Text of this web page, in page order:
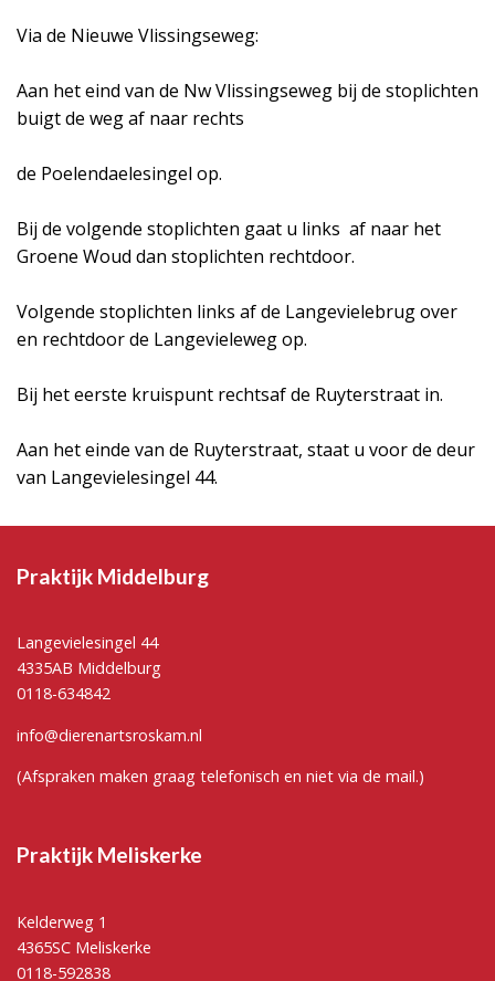
Via de Nieuwe Vlissingseweg:
Aan het eind van de Nw Vlissingseweg bij de stoplichten
buigt de weg af naar rechts
de Poelendaelesingel op.
Bij de volgende stoplichten gaat u links af naar het
Groene Woud dan stoplichten rechtdoor.
Volgende stoplichten links af de Langevielebrug over
en rechtdoor de Langevieleweg op.
Bij het eerste kruispunt rechtsaf de Ruyterstraat in.
Aan het einde van de Ruyterstraat, staat u voor de deur
van Langevielesingel 44.
Praktijk Middelburg
Langevielesingel 44
4335AB Middelburg
0118-634842
info@dierenartsroskam.nl
(Afspraken maken graag telefonisch en niet via de mail.)
Praktijk Meliskerke
Kelderweg 1
4365SC Meliskerke
0118-592838